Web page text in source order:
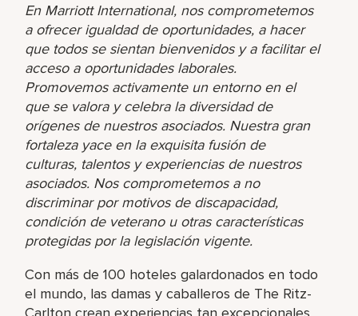
En Marriott International, nos comprometemos
a ofrecer igualdad de oportunidades, a hacer
que todos se sientan bienvenidos y a facilitar el
acceso a oportunidades laborales.
Promovemos activamente un entorno en el
que se valora y celebra la diversidad de
orígenes de nuestros asociados. Nuestra gran
fortaleza yace en la exquisita fusión de
culturas, talentos y experiencias de nuestros
asociados. Nos comprometemos a no
discriminar por motivos de discapacidad,
condición de veterano u otras características
protegidas por la legislación vigente.
Con más de 100 hoteles galardonados en todo
el mundo, las damas y caballeros de The Ritz-
Carlton crean experiencias tan excepcionales